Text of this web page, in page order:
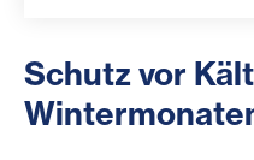
Schutz vor